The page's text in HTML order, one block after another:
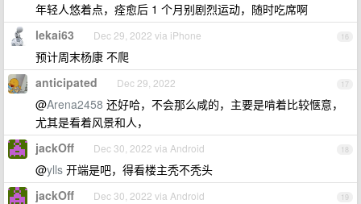
年轻人悠着点，痊愈后 1 个月别剧烈运动，随时吃席啊
16
lekai63 Dec 29, 2022 via iPhone
预计周末杨康 不爬
17
anticipated Dec 29, 2022
@Arena2458 还好哈，不会那么咸的，主要是啃着比较惬意，
尤其是看着风景和人，
18
jackOff Dec 30, 2022 via Android
@ylls 开端是吧，得看楼主秃不秃头
19
jackOff Dec 30, 2022 via Android